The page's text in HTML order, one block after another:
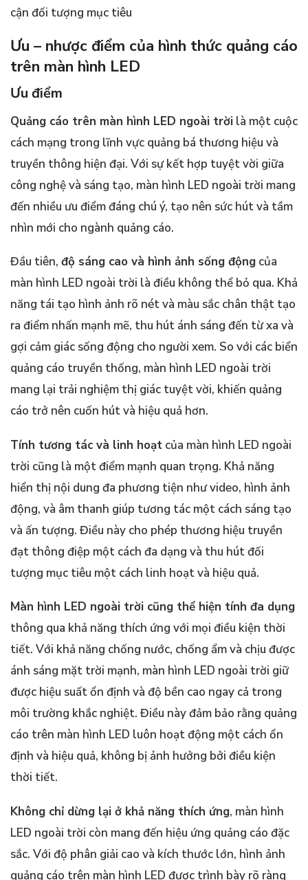
cận đối tượng mục tiêu
Ưu – nhược điểm của hình thức quảng cáo
trên màn hình LED
Ưu điểm
Quảng cáo trên màn hình LED ngoài trời là một cuộc
cách mạng trong lĩnh vực quảng bá thương hiệu và
truyền thông hiện đại. Với sự kết hợp tuyệt vời giữa
công nghệ và sáng tạo, màn hình LED ngoài trời mang
đến nhiều ưu điểm đáng chú ý, tạo nên sức hút và tầm
nhìn mới cho ngành quảng cáo.
Đầu tiên, độ sáng cao và hình ảnh sống động của
màn hình LED ngoài trời là điều không thể bỏ qua. Khả
năng tái tạo hình ảnh rõ nét và màu sắc chân thật tạo
ra điểm nhấn mạnh mẽ, thu hút ánh sáng đến từ xa và
gợi cảm giác sống động cho người xem. So với các biển
quảng cáo truyền thống, màn hình LED ngoài trời
mang lại trải nghiệm thị giác tuyệt vời, khiến quảng
cáo trở nên cuốn hút và hiệu quả hơn.
Tính tương tác và linh hoạt của màn hình LED ngoài
trời cũng là một điểm mạnh quan trọng. Khả năng
hiển thị nội dung đa phương tiện như video, hình ảnh
động, và âm thanh giúp tương tác một cách sáng tạo
và ấn tượng. Điều này cho phép thương hiệu truyền
đạt thông điệp một cách đa dạng và thu hút đối
tượng mục tiêu một cách linh hoạt và hiệu quả.
Màn hình LED ngoài trời cũng thể hiện tính đa dụng
thông qua khả năng thích ứng với mọi điều kiện thời
tiết. Với khả năng chống nước, chống ẩm và chịu được
ánh sáng mặt trời mạnh, màn hình LED ngoài trời giữ
được hiệu suất ổn định và độ bền cao ngay cả trong
môi trường khắc nghiệt. Điều này đảm bảo rằng quảng
cáo trên màn hình LED luôn hoạt động một cách ổn
định và hiệu quả, không bị ảnh hưởng bởi điều kiện
thời tiết.
Không chỉ dừng lại ở khả năng thích ứng, màn hình
LED ngoài trời còn mang đến hiệu ứng quảng cáo đặc
sắc. Với độ phân giải cao và kích thước lớn, hình ảnh
quảng cáo trên màn hình LED được trình bày rõ ràng